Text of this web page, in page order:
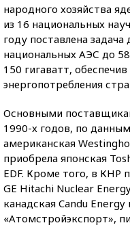
народного хозяйства
из 16 национальных
году поставлена
национальных АЭС до
150 гигаватт,
энергопотребления
Основными
1990-х годов, по
американская
приобрела японская
EDF. Кроме того, в КНР
GE Hitachi Nuclear
канадская Candu
«Атомстройэкспорт»,